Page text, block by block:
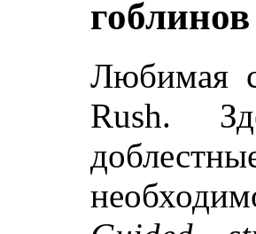
гоблинов
Любимая
Rush.